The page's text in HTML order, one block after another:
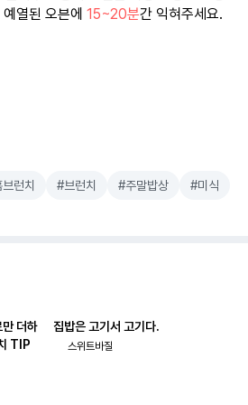
예열된 오븐에 15~20분간 익혀주세요.
런치 #브런치 #주말밥상 #미식
더하
TIP
집밥은 고기서 고기다.
스위트바질